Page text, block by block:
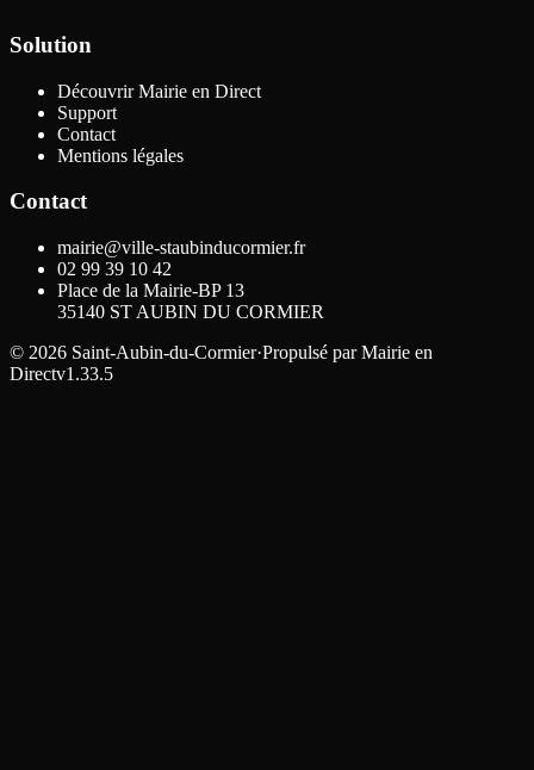
Solution
Découvrir Mairie en Direct
Support
Contact
Mentions légales
Contact
mairie@ville-staubinducormier.fr
02 99 39 10 42
Place de la Mairie-BP 13
35140 ST AUBIN DU CORMIER
© 2026 Saint-Aubin-du-Cormier·Propulsé par Mairie en
Directv1.33.5